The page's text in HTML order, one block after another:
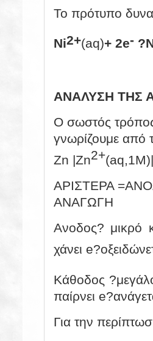
To πρότυπo
Ni2+(aq)+ 2e- ?
ΑΝΑΛΥΣΗ ΤΗΣ
Ο σωστός
γνωρίζουμε από
Zn |Zn2+
ΑΡΙΣΤΕΡΑ
ΑΝΑΓΩΓΗ
Ανοδος? μικρό
χάνει
Κάθοδος
παίρνει
Για την